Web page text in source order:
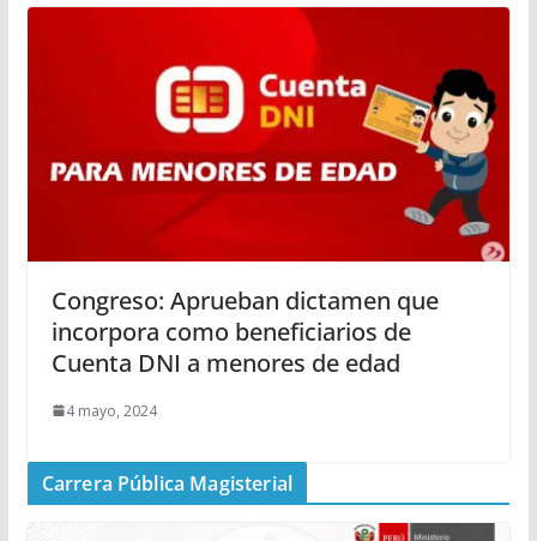
Congreso: Aprueban dictamen que
incorpora como beneficiarios de
Cuenta DNI a menores de edad
4 mayo, 2024
Carrera Pública Magisterial